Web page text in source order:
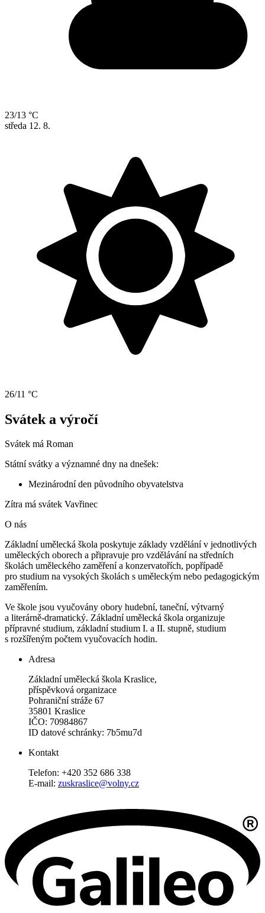
23/13 °C
středa 12. 8.
26/11 °C
Svátek a výročí
Svátek má Roman
Státní svátky a významné dny na dnešek:
Mezinárodní den původního obyvatelstva
Zítra má svátek Vavřinec
O nás
Základní umělecká škola poskytuje základy vzdělání v jednotlivých
uměleckých oborech a připravuje pro vzdělávání na středních
školách uměleckého zaměření a konzervatořích, popřípadě
pro studium na vysokých školách s uměleckým nebo pedagogickým
zaměřením.
Ve škole jsou vyučovány obory hudební, taneční, výtvarný
a literárně-dramatický. Základní umělecká škola organizuje
přípravné studium, základní studium I. a II. stupně, studium
s rozšířeným počtem vyučovacích hodin.
Adresa
Základní umělecká škola Kraslice,
příspěvková organizace
Pohraniční stráže 67
35801 Kraslice
IČO: 70984867
ID datové schránky: 7b5mu7d
Kontakt
Telefon: +420 352 686 338
E-mail: zuskraslice@volny.cz